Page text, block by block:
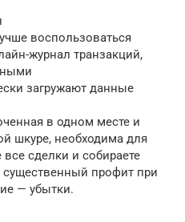
воспользоваться
журнал транзакций,
загружают данные
в одном месте и
шкуре, необходима для
сделки и собираете
существенный профит при
— убытки.